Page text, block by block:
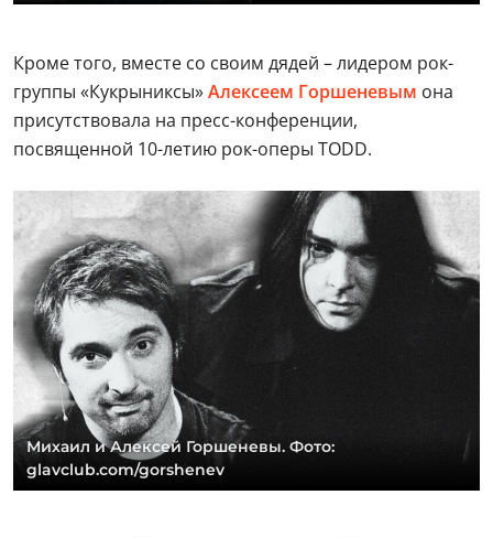
Кроме того, вместе со своим дядей – лидером рок-
группы «Кукрыниксы»Алексеем Горшеневым она
присутствовала на пресс-конференции,
посвященной 10-летию рок-оперы TODD.
Михаил и Алексей Горшеневы. Фото:
glavclub.com/gorshenev